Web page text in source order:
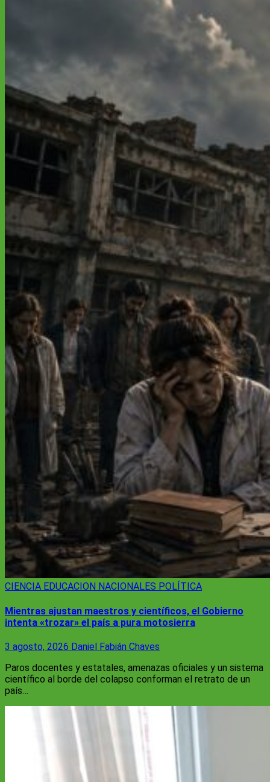
CIENCIA EDUCACION NACIONALES POLÍTICA
Mientras ajustan maestros y científicos, el Gobierno
intenta «trozar» el país a pura motosierra
3 agosto, 2026 Daniel Fabián Chaves
Paros docentes y estatales, amenazas oficiales y un sistema
científico al borde del colapso conforman el retrato de un
país…